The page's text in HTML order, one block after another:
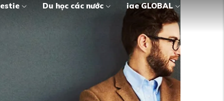
Du học các nước iae GLOBAL